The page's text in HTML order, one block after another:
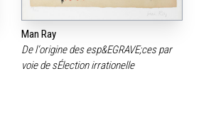
Man Ray
De l‘origine des esp&EGRAVE;ces par
voie de sÉlection irrationelle